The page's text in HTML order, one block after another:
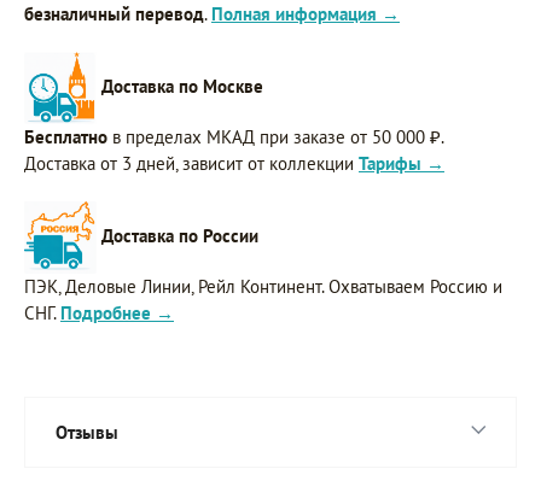
безналичный перевод. Полная информация →
Доставка по Москве
Бесплатно в пределах МКАД при заказе от 50 000 ₽.
Доставка от 3 дней, зависит от коллекции Тарифы →
Доставка по России
ПЭК, Деловые Линии, Рейл Континент. Охватываем Россию и
СНГ. Подробнее →
Отзывы